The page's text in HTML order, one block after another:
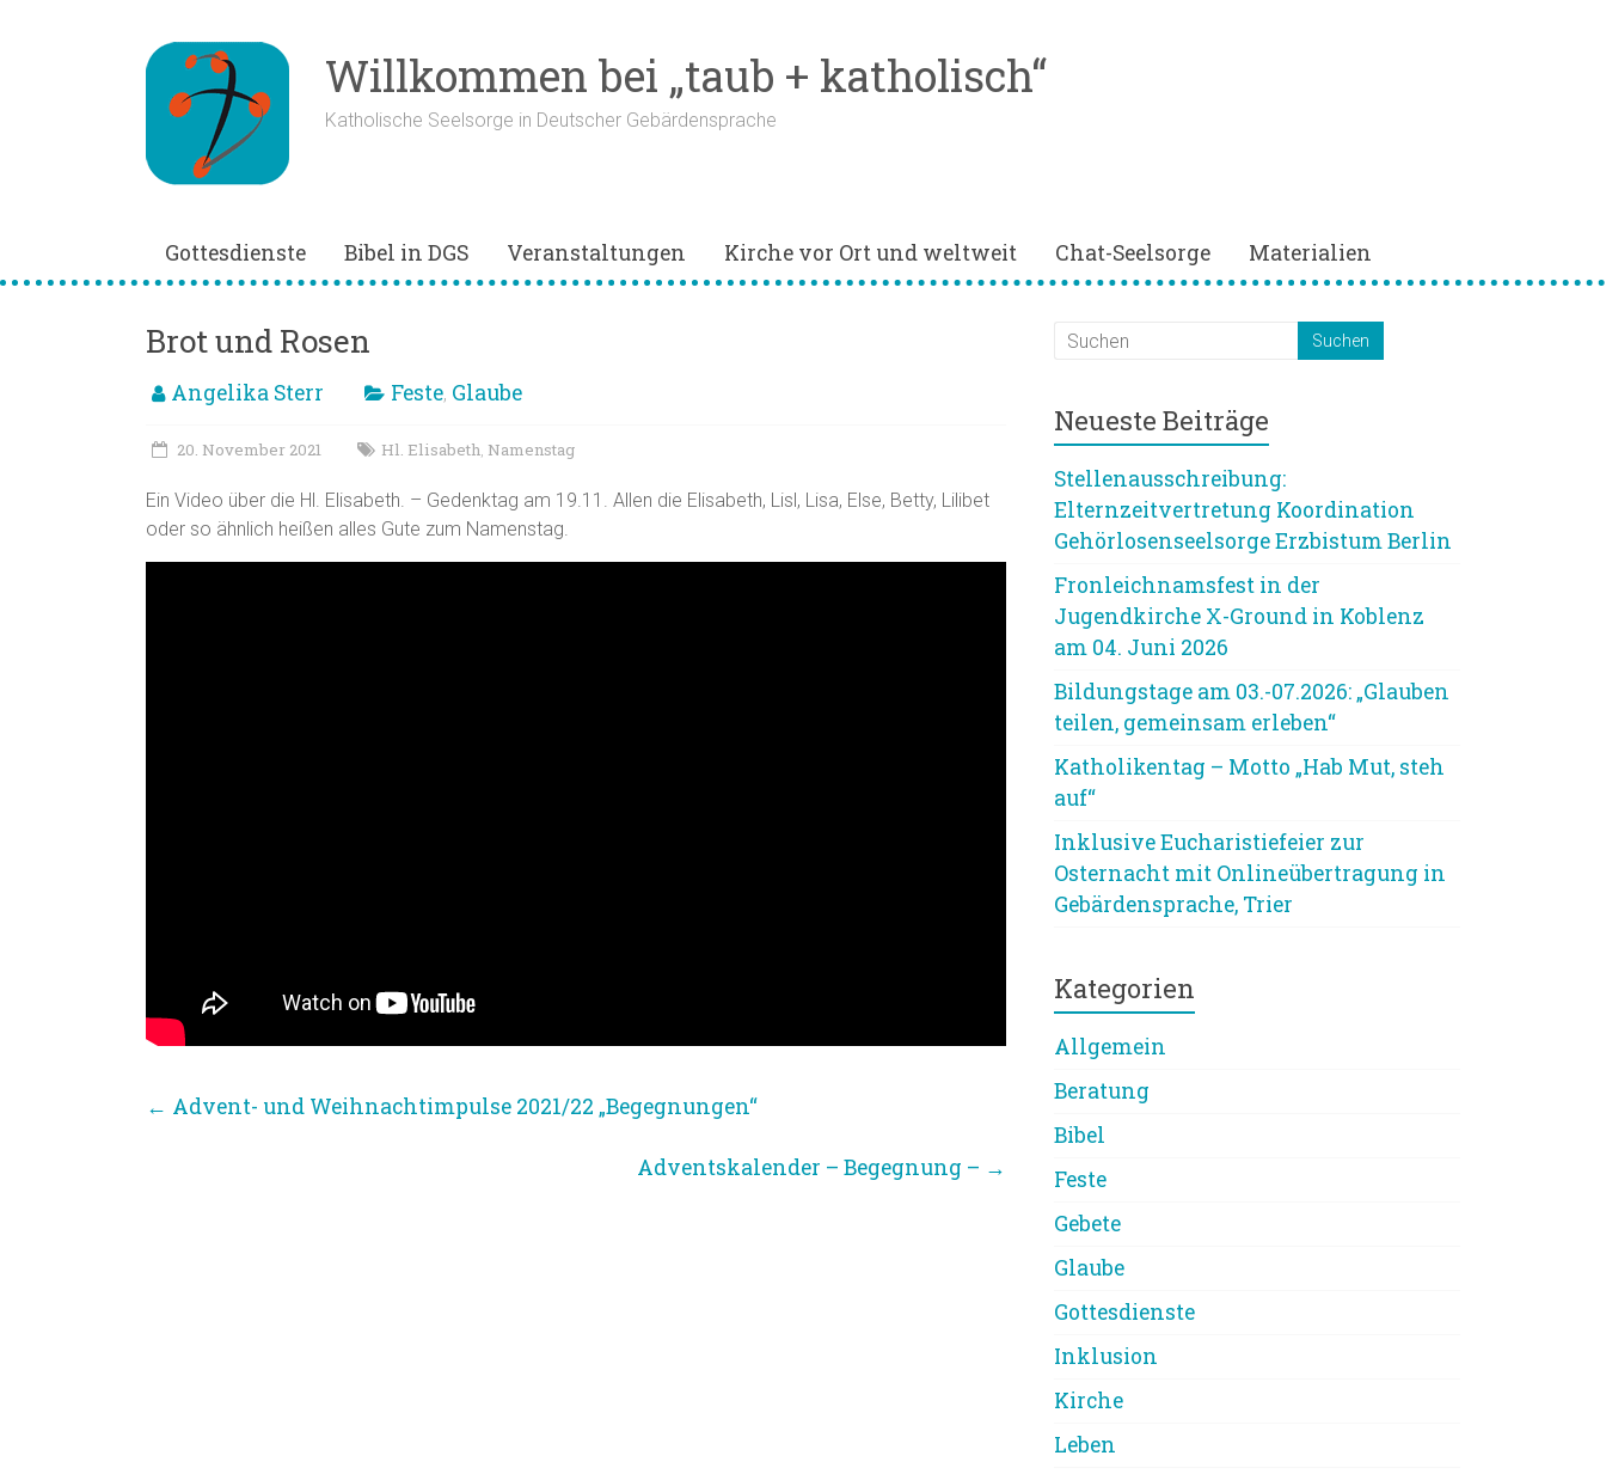
Willkommen bei „taub + katholisch“
Katholische Seelsorge in Deutscher Gebärdensprache
Gottesdienste Bibel in DGS Veranstaltungen Kirche vor Ort und weltweit Chat-Seelsorge Materialien
Brot und Rosen
Angelika Sterr Feste, Glaube
20. November 2021 Hl. Elisabeth, Namenstag
Ein Video über die Hl. Elisabeth. – Gedenktag am 19.11. Allen die Elisabeth, Lisl, Lisa, Else, Betty, Lilibet
oder so ähnlich heißen alles Gute zum Namenstag.
← Advent- und Weihnachtimpulse 2021/22 „Begegnungen“
Adventskalender – Begegnung – →
Neueste Beiträge
Stellenausschreibung:
Elternzeitvertretung Koordination
Gehörlosenseelsorge Erzbistum Berlin
Fronleichnamsfest in der
Jugendkirche X-Ground in Koblenz
am 04. Juni 2026
Bildungstage am 03.-07.2026: „Glauben
teilen, gemeinsam erleben“
Katholikentag – Motto „Hab Mut, steh
auf“
Inklusive Eucharistiefeier zur
Osternacht mit Onlineübertragung in
Gebärdensprache, Trier
Kategorien
Allgemein
Beratung
Bibel
Feste
Gebete
Glaube
Gottesdienste
Inklusion
Kirche
Leben